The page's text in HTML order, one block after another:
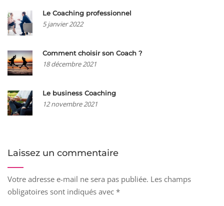
Le Coaching professionnel
5 janvier 2022
Comment choisir son Coach ?
18 décembre 2021
Le business Coaching
12 novembre 2021
Laissez un commentaire
Votre adresse e-mail ne sera pas publiée. Les champs
obligatoires sont indiqués avec *